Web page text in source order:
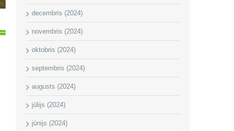
decembris (2024)
novembris (2024)
oktobris (2024)
septembris (2024)
augusts (2024)
jūlijs (2024)
jūnijs (2024)